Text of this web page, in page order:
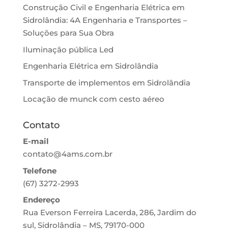
Construção Civil e Engenharia Elétrica em
Sidrolândia: 4A Engenharia e Transportes –
Soluções para Sua Obra
Iluminação pública Led
Engenharia Elétrica em Sidrolândia
Transporte de implementos em Sidrolândia
Locação de munck com cesto aéreo
Contato
E-mail
contato@4ams.com.br
Telefone
(67) 3272-2993
Endereço
Rua Everson Ferreira Lacerda, 286, Jardim do
sul, Sidrolândia – MS, 79170-000